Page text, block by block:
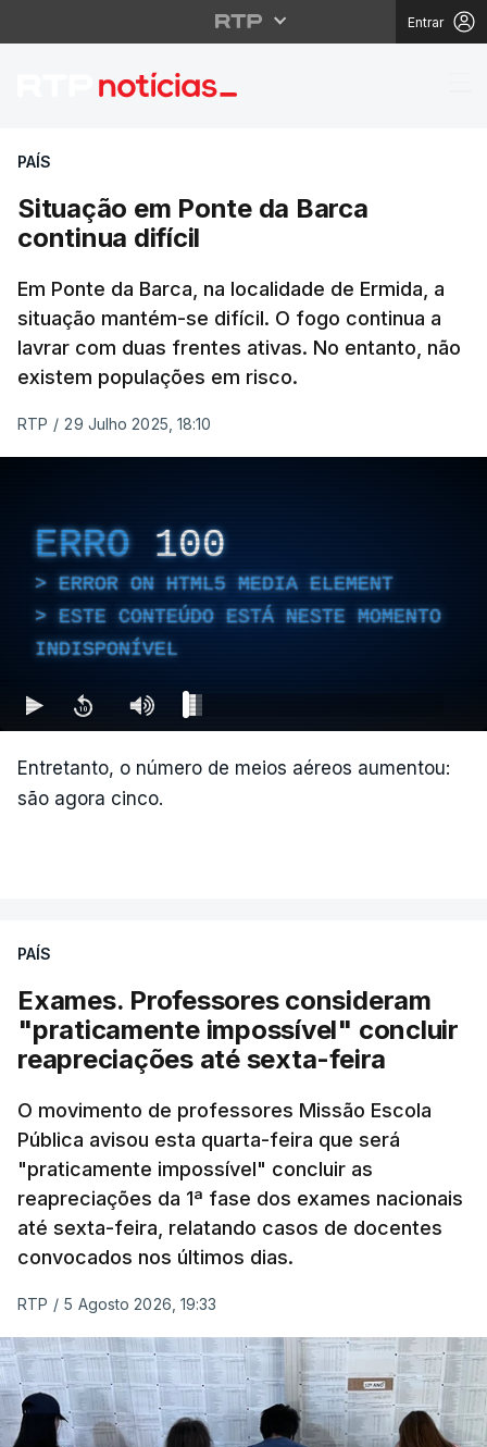
Entrar
Situação em Ponte
PAÍS
Situação em Ponte da Barca
continua difícil
Em Ponte da Barca, na localidade de Ermida, a
situação mantém-se difícil. O fogo continua a
lavrar com duas frentes ativas. No entanto, não
existem populações em risco.
RTP / 29 Julho 2025, 18:10
ERRO 100
ERROR ON HTML5 MEDIA ELEMENT
ESTE CONTEÚDO ESTÁ NESTE MOMENTO
INDISPONÍVEL
Entretanto, o número de meios aéreos aumentou:
são agora cinco.
PAÍS
Exames. Professores consideram
"praticamente impossível" concluir
reapreciações até sexta-feira
O movimento de professores Missão Escola
Pública avisou esta quarta-feira que será
"praticamente impossível" concluir as
reapreciações da 1ª fase dos exames nacionais
até sexta-feira, relatando casos de docentes
convocados nos últimos dias.
RTP / 5 Agosto 2026, 19:33